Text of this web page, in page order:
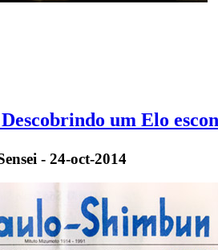
um Elo
- 24-oct-2014